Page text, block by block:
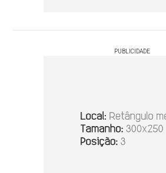
PUBLICIDADE